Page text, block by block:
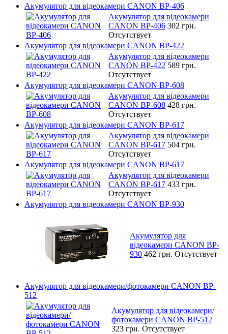
Акумулятор для відеокамери CANON BP-406
Акумулятор для відеокамери
CANON BP-406 302 грн.
Отсутствует
Акумулятор для відеокамери CANON BP-422
Акумулятор для відеокамери
CANON BP-422 589 грн.
Отсутствует
Акумулятор для відеокамери CANON BP-608
Акумулятор для відеокамери
CANON BP-608 428 грн.
Отсутствует
Акумулятор для відеокамери CANON BP-617
Акумулятор для відеокамери
CANON BP-617 504 грн.
Отсутствует
Акумулятор для відеокамери CANON BP-617
Акумулятор для відеокамери
CANON BP-617 433 грн.
Отсутствует
Акумулятор для відеокамери CANON BP-930
Акумулятор для
відеокамери CANON BP-
930 462 грн. Отсутствует
Акумулятор для відеокамери/фотокамери CANON BP-
512
Акумулятор для відеокамери/
фотокамери CANON BP-512
323 грн. Отсутствует